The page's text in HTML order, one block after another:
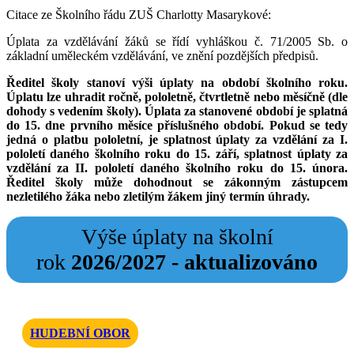
Citace ze Školního řádu ZUŠ Charlotty Masarykové:
Úplata za vzdělávání žáků se řídí vyhláškou č. 71/2005 Sb. o
základní uměleckém vzdělávání, ve znění pozdějších předpisů.
Ředitel školy stanoví výši úplaty na období školního roku.
Úplatu lze uhradit ročně, pololetně, čtvrtletně nebo měsíčně (dle
dohody s vedením školy). Úplata za stanovené období je splatná
do 15. dne prvního měsíce příslušného období. Pokud se tedy
jedná o platbu pololetní, je splatnost úplaty za vzdělání za I.
pololetí daného školního roku do 15. září, splatnost úplaty za
vzdělání za II. pololetí daného školního roku do 15. února.
Ředitel školy může dohodnout se zákonným zástupcem
nezletilého žáka nebo zletilým žákem jiný termín úhrady.
Výše úplaty na školní
rok 2026/2027 - aktualizováno
HUDEBNÍ OBOR